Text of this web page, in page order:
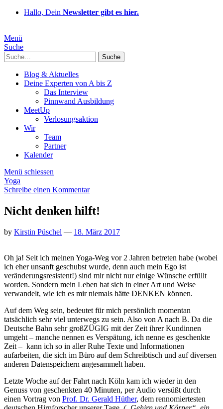
Hallo, Dein Newsletter gibt es hier.
Menü
Suche
Suche
Blog & Aktuelles
Deine Experten von A bis Z
Das Interview
Pinnwand Ausbildung
MeetUp
Verlosungsaktion
Wir
Team
Partner
Kalender
Menü schiessen
Yoga
Schreibe einen Kommentar
Nicht denken hilft!
by Kirstin Püschel — 18. März 2017
Oh ja! Seit ich meinen Yoga-Weg vor 2 Jahren betreten habe (wobei
ich eher unsanft geschubst wurde, denn auch mein Ego ist
veränderungsresistent!) sind mir nicht nur einige Wünsche erfüllt
worden. Sondern mein Leben hat sich in einer Art und Weise
verwandelt, wie ich es mir niemals hätte DENKEN können.
Auf dem Weg sein, bedeutet für mich persönlich momentan
tatsächlich sehr viel unterwegs zu sein. Also von A nach B. Da die
Deutsche Bahn sehr großZÜGIG mit der Zeit ihrer Kundinnen
umgeht – manche nennen es Verspätung, ich nenne es geschenkte
Zeit – kann ich so in aller Ruhe Texte und Informationen
aufarbeiten, die sich im Büro auf dem Schreibtisch und auf diversen
anderen Datenspeichern angesammelt haben.
Letzte Woche auf der Fahrt nach Köln kam ich wieder in den
Genuss von geschenkten 40 Minuten, per Audio versüßt durch
einen Vortrag von Prof. Dr. Gerald Hüther, dem rennomiertesten